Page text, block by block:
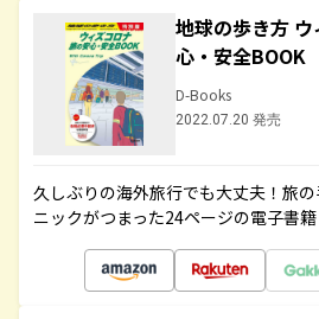
地球の歩き方
心・安全BOOK
D-Books
2022.07.20 発売
久しぶりの海外旅行でも大丈夫！旅
ニックがつまった24ページの電子書籍